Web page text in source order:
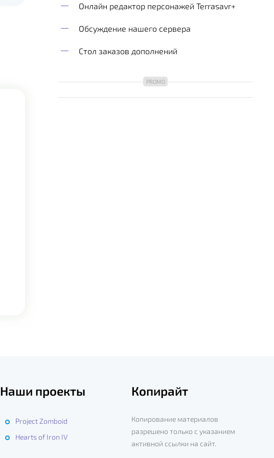
Онлайн редактор персонажей Terrasavr+
Обсуждение нашего сервера
Стол заказов дополнений
Наши проекты
Project Zomboid
Hearts of Iron IV
Копирайт
Копирование материалов
разрешено только с указанием
активной ссылки на сайт.